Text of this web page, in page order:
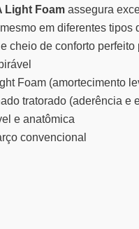
Light Foam assegura
em diferentes tipos
cheio de conforto
Foam (amortecimento
tratorado (aderência e
e anatômica
convencional